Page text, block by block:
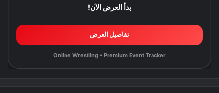
بدأ العرض الآن!
تفاصيل العرض
Online Wrestling • Premium Event Tracker